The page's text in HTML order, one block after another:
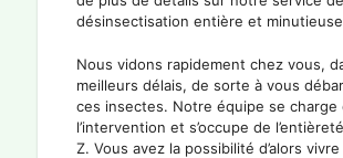
désinsectisation entière et
Nous vidons rapidement chez vous,
meilleurs délais, de sorte à vous
ces insectes. Notre équipe se charge
l’intervention et s’occupe de
Z. Vous avez la possibilité d’alors vivre